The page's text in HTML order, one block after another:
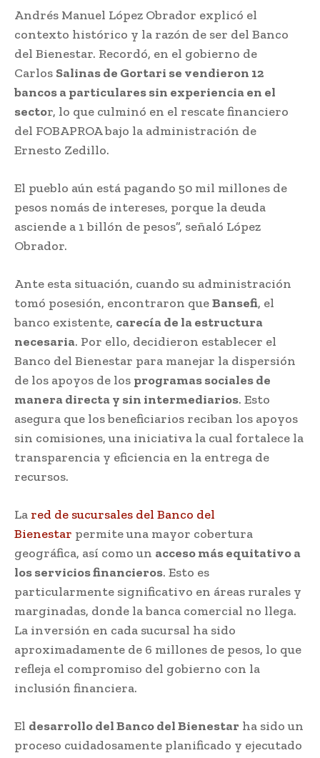
Andrés Manuel López Obrador explicó el
contexto histórico y la razón de ser del Banco
del Bienestar. Recordó, en el gobierno de
Carlos Salinas de Gortari se vendieron 12
bancos a particulares sin experiencia en el
sector, lo que culminó en el rescate financiero
del FOBAPROA bajo la administración de
Ernesto Zedillo.
El pueblo aún está pagando 50 mil millones de
pesos nomás de intereses, porque la deuda
asciende a 1 billón de pesos”, señaló López
Obrador.
Ante esta situación, cuando su administración
tomó posesión, encontraron queBansefi, el
banco existente, carecía de la estructura
necesaria. Por ello, decidieron establecer el
Banco del Bienestar para manejar la dispersión
de los apoyos de los programas sociales de
manera directa y sin intermediarios. Esto
asegura que los beneficiarios reciban los apoyos
sin comisiones, una iniciativa la cual fortalece la
transparencia y eficiencia en la entrega de
recursos.
La red de sucursales del Banco del
Bienestar permite una mayor cobertura
geográfica, así como un acceso más equitativo a
los servicios financieros. Esto es
particularmente significativo en áreas rurales y
marginadas, donde la banca comercial no llega.
La inversión en cada sucursal ha sido
aproximadamente de 6 millones de pesos, lo que
refleja el compromiso del gobierno con la
inclusión financiera.
El desarrollo del Banco del Bienestar ha sido un
proceso cuidadosamente planificado y ejecutado